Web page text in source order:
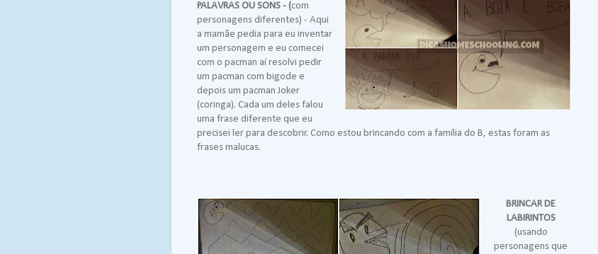
PALAVRAS OU SONS - (com
personagens diferentes) - Aqui
a mamãe pedia para eu inventar
um personagem e eu comecei
com o pacman aí resolvi pedir
um pacman com bigode e
depois um pacman Joker
(coringa). Cada um deles falou
uma frase diferente que eu
precisei ler para descobrir. Como estou brincando com a família do B, estas foram as
frases malucas.
BRINCAR DE
LABIRINTOS
(usando
personagens que